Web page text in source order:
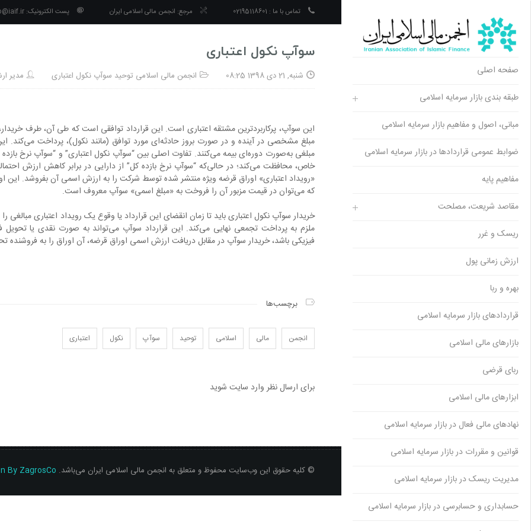
تماس با ما : مرجع: انجمن مالی اسلامی ایران پست الکترونیک:
صفحه اصلی
طبقه‌ بندی بازار سرمایه اسلامی
مبانی، اصول و مفاهیم بازار سرمایه اسلامی
ضوابط عمومی قراردادها در بازار سرمایه اسلامی
مفاهیم پایه
مقاصد شریعت، مصلحت
ریسک و غرر
ارزش زمانی پول
بهره و ربا
قراردادهای بازار سرمایه اسلامی
بازارهای مالی اسلامی
ربای قرضی
ابزارهای مالی اسلامی
نهادهای مالی فعال در بازار سرمایه اسلامی
قوانین و مقررات در بازار سرمایه اسلامی
مدیریت ریسک در بازار سرمایه اسلامی
حسابداری و حسابرسی در بازار سرمایه اسلامی
سوآپ نکول اعتباری
شنبه, 21 دی 1398 08:25 انجمن مالی اسلامی توحید سوآپ نکول اعتباری مدیر
این سوآپ، پرکاربردترین مشتقه اعتباری است. این قرارداد توافقی است که طی آن، طرف
مبلغ مشخصی در آینده و در صورت بروز حادثه‌ای مورد توافق (مانند نکول)، پرداخت می‌کند.
مبلغی به‌صورت دوره‌ای بیمه می‌کنند. تفاوت اصلی بین “سوآپ نکول اعتباری” و “سوآپ نرخ
خاص، محافظت می‌کند؛ در حالی‌که “سوآپ نرخ بازده کل” از دارایی در برابر کاهش ارزش
«رویداد اعتباری» اوراق قرضه ویژه منتشر شده توسط شرکت را به ارزش اسمی آن بفروشد. این
که می­‌توان در قیمت مزبور آن را فروخت به «مبلغ اسمی» سوآپ معروف است.
خریدار سوآپ نکول اعتباری باید تا زمان انقضای این قرارداد یا وقوع یک رویداد اعتباری مبالغی
ملزم به پرداخت تجمعی نهایی می­‌کند. این قرارداد سوآپ می­‌تواند به صورت نقدی یا
فیزیکی باشد، خریدار سوآپ در مقابل دریافت ارزش اسمی اوراق قرضه، آن اوراق را به فروشنده
برچسب‌ها
انجمن مالی اسلامی توحید سوآپ نکول اعتباری
برای ارسال نظر وارد سایت شوید
© کلیه حقوق این وب‌سایت محفوظ و متعلق به انجمن مالی اسلامی ایران می‌باشد. By ZagrosCo